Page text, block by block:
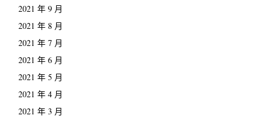
2021 年 9 月
2021 年 8 月
2021 年 7 月
2021 年 6 月
2021 年 5 月
2021 年 4 月
2021 年 3 月